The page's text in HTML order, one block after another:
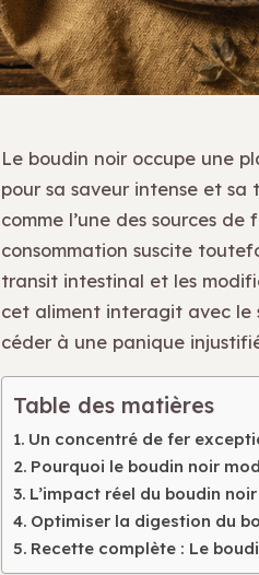
Le boudin noir occupe une
pour sa saveur intense et
comme l’une des sources
consommation suscite
transit intestinal et les
cet aliment interagit avec le
céder à une panique
Table des matières
Un concentré de fer
Pourquoi le boudin noir
L’impact réel du boudin
Optimiser la digestion du
Recette complète : Le